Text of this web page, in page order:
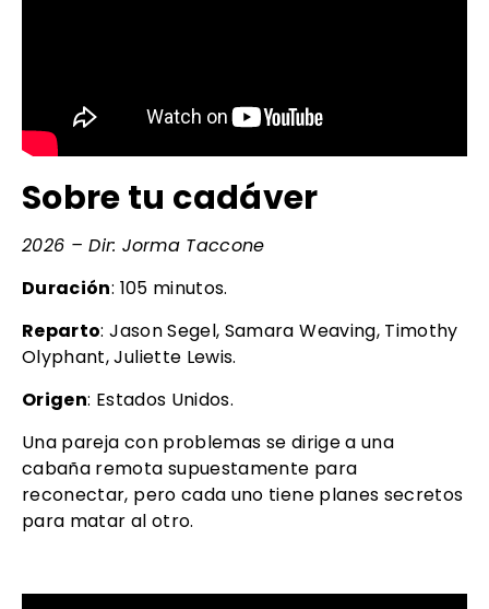
Sobre tu cadáver
2026 – Dir: Jorma Taccone
Duración: 105 minutos.
Reparto: Jason Segel, Samara Weaving, Timothy
Olyphant, Juliette Lewis.
Origen: Estados Unidos.
Una pareja con problemas se dirige a una
cabaña remota supuestamente para
reconectar, pero cada uno tiene planes secretos
para matar al otro.